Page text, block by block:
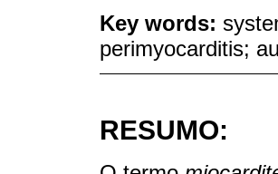
Key words:
perimyocarditis;
RESUMO: